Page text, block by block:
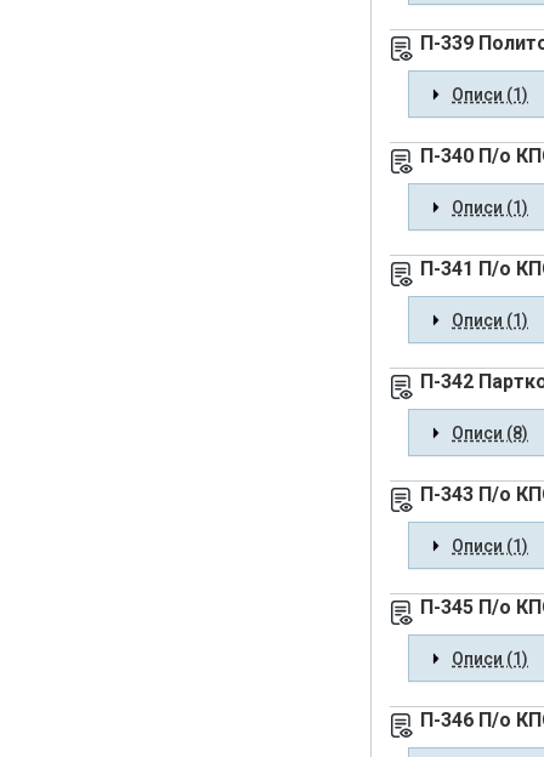
П-339
Описи (1)
П-340 П/о
Описи (1)
П-341 П/о
Описи (1)
П-342
Описи (8)
П-343 П/о
Описи (1)
П-345 П/о
Описи (1)
П-346 П/о